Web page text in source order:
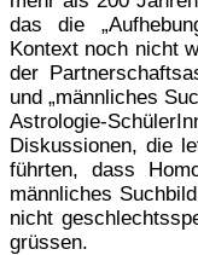
das die
Kontext noch nicht
der
und „männliches
Astrologie-
Diskussionen, die
führten, dass
männliches
nicht
grüssen.